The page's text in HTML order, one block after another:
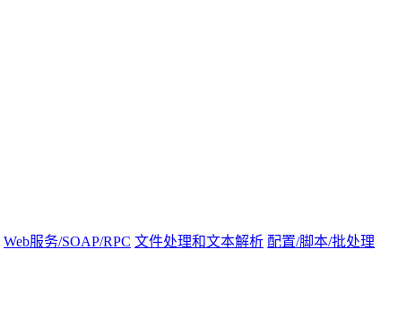
Web服务/SOAP/RPC 文件处理和文本解析 配置/脚本/批处理